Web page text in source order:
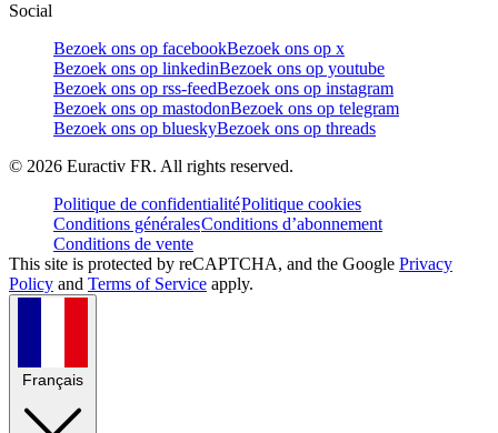
Social
Bezoek ons op facebookBezoek ons op x
Bezoek ons op linkedinBezoek ons op youtube
Bezoek ons op rss-feedBezoek ons op instagram
Bezoek ons op mastodonBezoek ons op telegram
Bezoek ons op blueskyBezoek ons op threads
© 2026 Euractiv FR. All rights reserved.
Politique de confidentialitéPolitique cookies
Conditions généralesConditions d’abonnement
Conditions de vente
This site is protected by reCAPTCHA, and the Google Privacy
Policy and Terms of Service apply.
Français